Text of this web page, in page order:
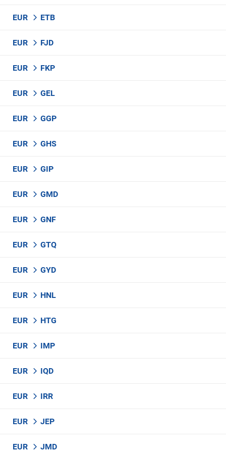
EUR ETB
EUR FJD
EUR FKP
EUR GEL
EUR GGP
EUR GHS
EUR GIP
EUR GMD
EUR GNF
EUR GTQ
EUR GYD
EUR HNL
EUR HTG
EUR IMP
EUR IQD
EUR IRR
EUR JEP
EUR JMD